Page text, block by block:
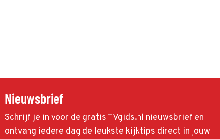
Nieuwsbrief
Schrijf je in voor de gratis TVgids.nl nieuwsbrief en
ontvang iedere dag de leukste kijktips direct in jouw